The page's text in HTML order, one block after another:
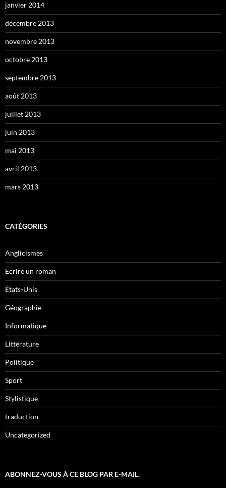
janvier 2014
décembre 2013
novembre 2013
octobre 2013
septembre 2013
août 2013
juillet 2013
juin 2013
mai 2013
avril 2013
mars 2013
CATÉGORIES
Anglicismes
Écrire un roman
États-Unis
Géographie
Informatique
Littérature
Politique
Sport
Stylistique
traduction
Uncategorized
ABONNEZ-VOUS À CE BLOG PAR E-MAIL.